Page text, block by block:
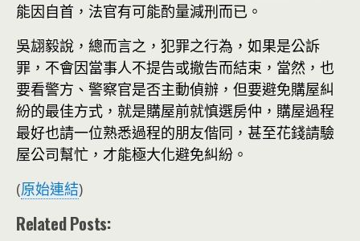
能因自首，法官有可能酌量減刑而已。
吳翃毅說，總而言之，犯罪之行為，如果是公訴
罪，不會因當事人不提告或撤告而結束，當然，也
要看警方、警察官是否主動偵辦，但要避免購屋糾
紛的最佳方式，就是購屋前就慎選房仲，購屋過程
最好也請一位熟悉過程的朋友偕同，甚至花錢請驗
屋公司幫忙，才能極大化避免糾紛。
(原始連結)
Related Posts: